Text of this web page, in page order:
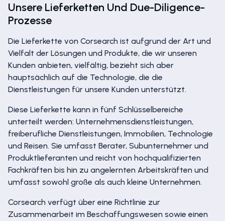
Unsere Lieferketten Und Due-Diligence-
Prozesse
Die Lieferkette von Corsearch ist aufgrund der Art und
Vielfalt der Lösungen und Produkte, die wir unseren
Kunden anbieten, vielfältig, bezieht sich aber
hauptsächlich auf die Technologie, die die
Dienstleistungen für unsere Kunden unterstützt.
Diese Lieferkette kann in fünf Schlüsselbereiche
unterteilt werden: Unternehmensdienstleistungen,
freiberufliche Dienstleistungen, Immobilien, Technologie
und Reisen. Sie umfasst Berater, Subunternehmer und
Produktlieferanten und reicht von hochqualifizierten
Fachkräften bis hin zu angelernten Arbeitskräften und
umfasst sowohl große als auch kleine Unternehmen.
Corsearch verfügt über eine Richtlinie zur
Zusammenarbeit im Beschaffungswesen sowie einen